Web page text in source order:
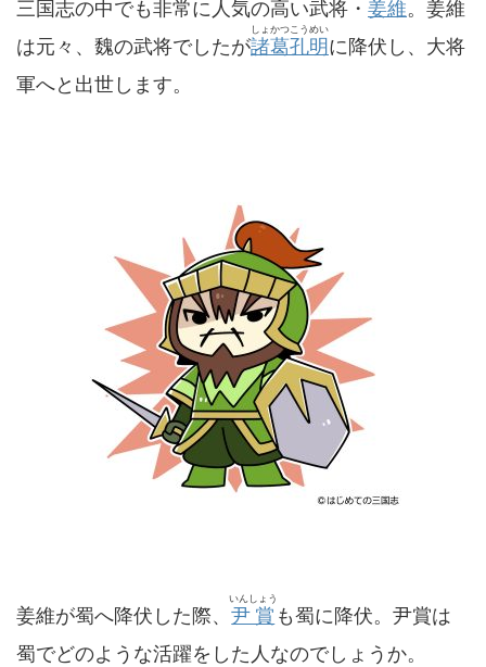
三国志の中でも非常に人気の高い武将・ 姜維。姜維
は元々、魏の武将でしたが諸葛孔明
しょかつこうめい
に降伏し、大将
軍へと出世します。
姜維が蜀へ降伏した際、 尹賞
いんしょう
も蜀に降伏。尹賞は
蜀でどのような活躍をした人なのでしょうか。